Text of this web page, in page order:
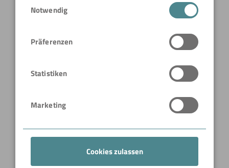
zusammen, die Sie ihnen bereitgestellt haben oder
die sie im Rahmen Ihrer Nutzung der Dienste
Notwendig
Präferenzen
Statistiken
Marketing
Cookies zulassen